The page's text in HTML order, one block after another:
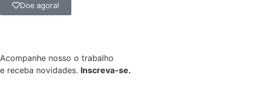
Doe agora!
Acompanhe nosso o trabalho
e receba novidades. Inscreva-se.